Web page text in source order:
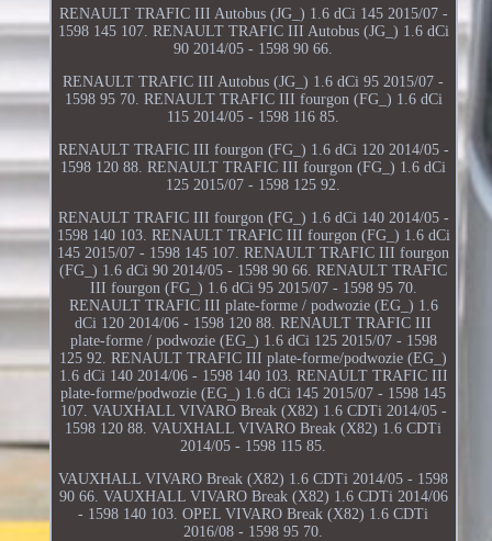
RENAULT TRAFIC III Autobus (JG_) 1.6 dCi 145 2015/07 -
1598 145 107. RENAULT TRAFIC III Autobus (JG_) 1.6 dCi
90 2014/05 - 1598 90 66.
RENAULT TRAFIC III Autobus (JG_) 1.6 dCi 95 2015/07 -
1598 95 70. RENAULT TRAFIC III fourgon (FG_) 1.6 dCi
115 2014/05 - 1598 116 85.
RENAULT TRAFIC III fourgon (FG_) 1.6 dCi 120 2014/05 -
1598 120 88. RENAULT TRAFIC III fourgon (FG_) 1.6 dCi
125 2015/07 - 1598 125 92.
RENAULT TRAFIC III fourgon (FG_) 1.6 dCi 140 2014/05 -
1598 140 103. RENAULT TRAFIC III fourgon (FG_) 1.6 dCi
145 2015/07 - 1598 145 107. RENAULT TRAFIC III fourgon
(FG_) 1.6 dCi 90 2014/05 - 1598 90 66. RENAULT TRAFIC
III fourgon (FG_) 1.6 dCi 95 2015/07 - 1598 95 70.
RENAULT TRAFIC III plate-forme / podwozie (EG_) 1.6
dCi 120 2014/06 - 1598 120 88. RENAULT TRAFIC III
plate-forme / podwozie (EG_) 1.6 dCi 125 2015/07 - 1598
125 92. RENAULT TRAFIC III plate-forme/podwozie (EG_)
1.6 dCi 140 2014/06 - 1598 140 103. RENAULT TRAFIC III
plate-forme/podwozie (EG_) 1.6 dCi 145 2015/07 - 1598 145
107. VAUXHALL VIVARO Break (X82) 1.6 CDTi 2014/05 -
1598 120 88. VAUXHALL VIVARO Break (X82) 1.6 CDTi
2014/05 - 1598 115 85.
VAUXHALL VIVARO Break (X82) 1.6 CDTi 2014/05 - 1598
90 66. VAUXHALL VIVARO Break (X82) 1.6 CDTi 2014/06
- 1598 140 103. OPEL VIVARO Break (X82) 1.6 CDTi
2016/08 - 1598 95 70.